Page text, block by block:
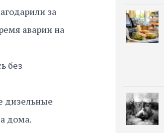
за
аварии на
без
дизельные
дома.